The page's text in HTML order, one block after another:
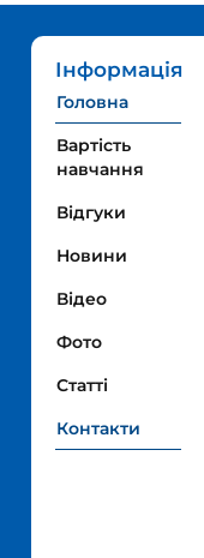
Інформація
Головна
Вартість
навчання
Відгуки
Новини
Відео
Фото
Статті
Контакти